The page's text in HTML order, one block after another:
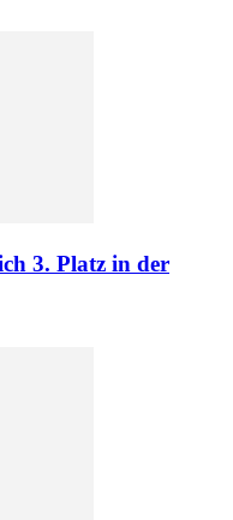
3. Platz in der